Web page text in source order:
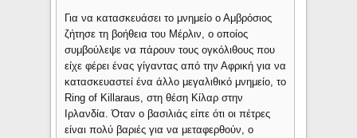
Για να κατασκευάσει το μνημείο ο Αμβρόσιος
ζήτησε τη βοήθεια του Μέρλιν, ο οποίος
συμβούλεψε να πάρουν τους ογκόλιθους που
είχε φέρει ένας γίγαντας από την Αφρική για να
κατασκευαστεί ένα άλλο μεγαλιθικό μνημείο, το
Ring of Killaraus, στη θέση Κίλαρ στην
Ιρλανδία. Όταν ο βασιλιάς είπε ότι οι πέτρες
είναι πολύ βαριές για να μεταφερθούν, ο